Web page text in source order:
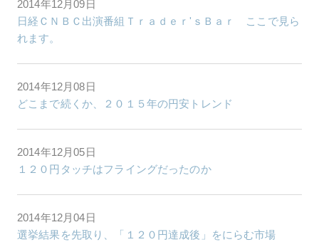
2014年12月09日
日経ＣＮＢＣ出演番組Ｔｒａｄｅｒ'ｓＢａｒ ここで見ら
れます。
2014年12月08日
どこまで続くか、２０１５年の円安トレンド
2014年12月05日
１２０円タッチはフライングだったのか
2014年12月04日
選挙結果を先取り、「１２０円達成後」をにらむ市場